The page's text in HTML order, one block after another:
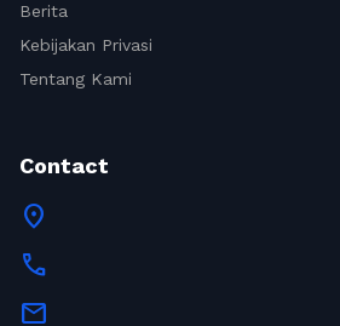
Berita
Kebijakan Privasi
Tentang Kami
Contact
location_on
call
mail